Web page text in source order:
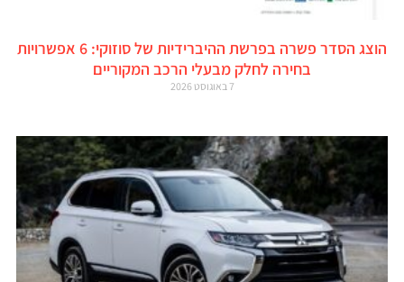
הוצג הסדר פשרה בפרשת ההיברידיות של סוזוקי: 6 אפשרויות
בחירה לחלק מבעלי הרכב המקוריים
7 באוגוסט 2026